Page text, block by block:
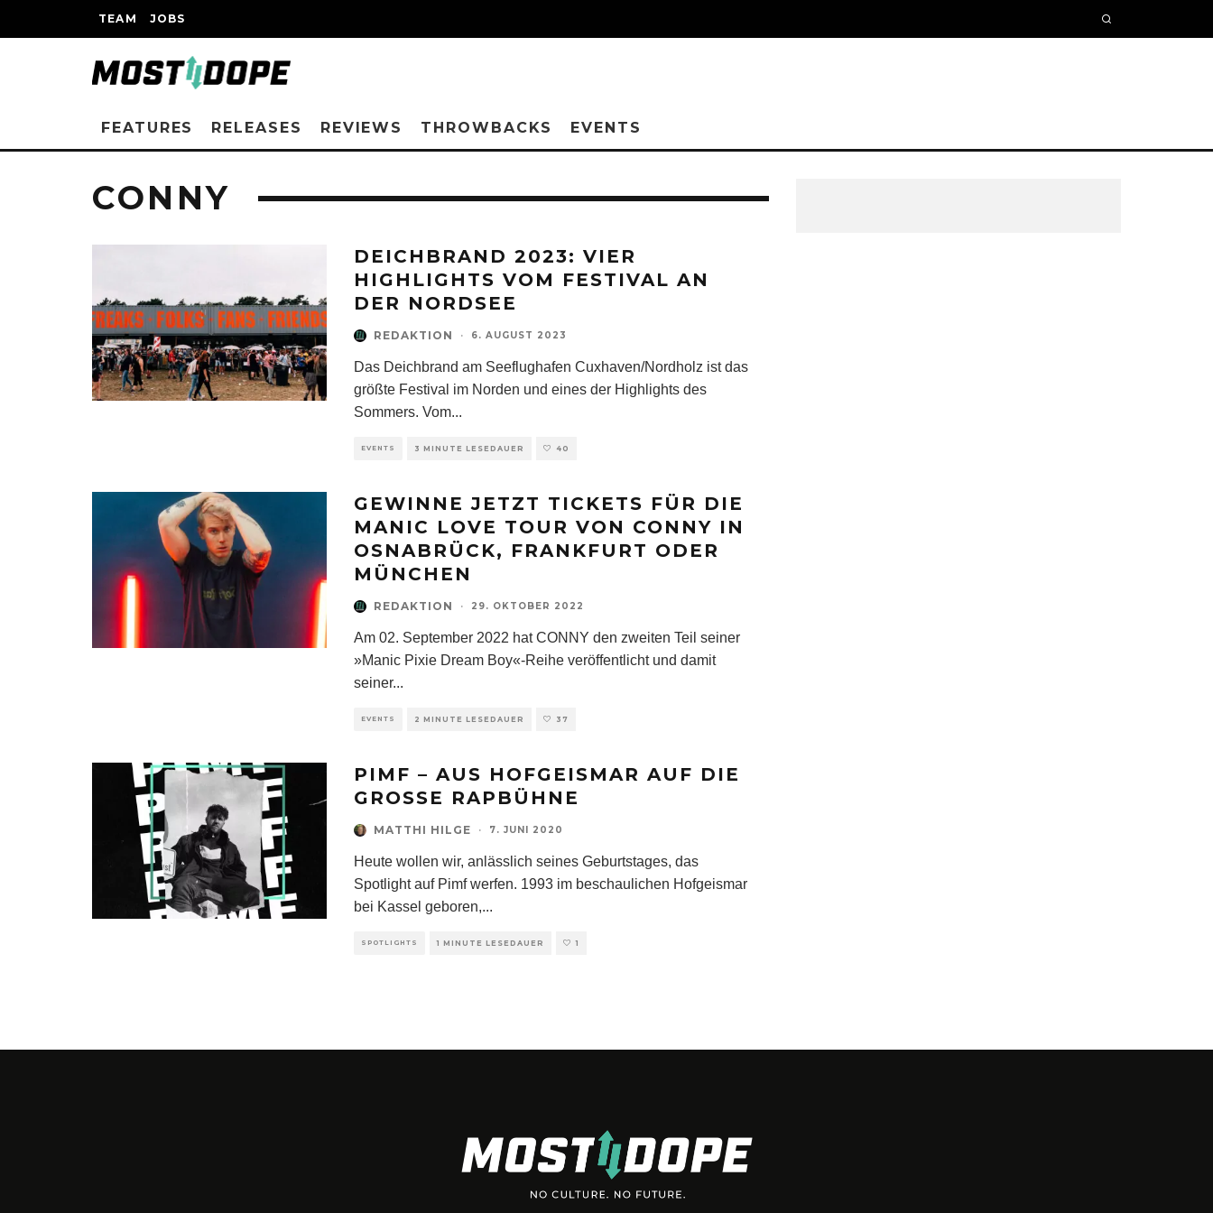
TEAM JOBS
FEATURES RELEASES REVIEWS THROWBACKS EVENTS
CONNY
DEICHBRAND 2023: VIER
HIGHLIGHTS VOM FESTIVAL AN
DER NORDSEE
REDAKTION · 6. AUGUST 2023
Das Deichbrand am Seeflughafen Cuxhaven/Nordholz ist das
größte Festival im Norden und eines der Highlights des
Sommers. Vom...
EVENTS 3 MINUTE LESEDAUER 40
GEWINNE JETZT TICKETS FÜR DIE
MANIC LOVE TOUR VON CONNY IN
OSNABRÜCK, FRANKFURT ODER
MÜNCHEN
REDAKTION · 29. OKTOBER 2022
Am 02. September 2022 hat CONNY den zweiten Teil seiner
»Manic Pixie Dream Boy«-Reihe veröffentlicht und damit
seiner...
EVENTS 2 MINUTE LESEDAUER 37
PIMF – AUS HOFGEISMAR AUF DIE
GROSSE RAPBÜHNE
MATTHI HILGE · 7. JUNI 2020
Heute wollen wir, anlässlich seines Geburtstages, das
Spotlight auf Pimf werfen. 1993 im beschaulichen Hofgeismar
bei Kassel geboren,...
SPOTLIGHTS 1 MINUTE LESEDAUER 1